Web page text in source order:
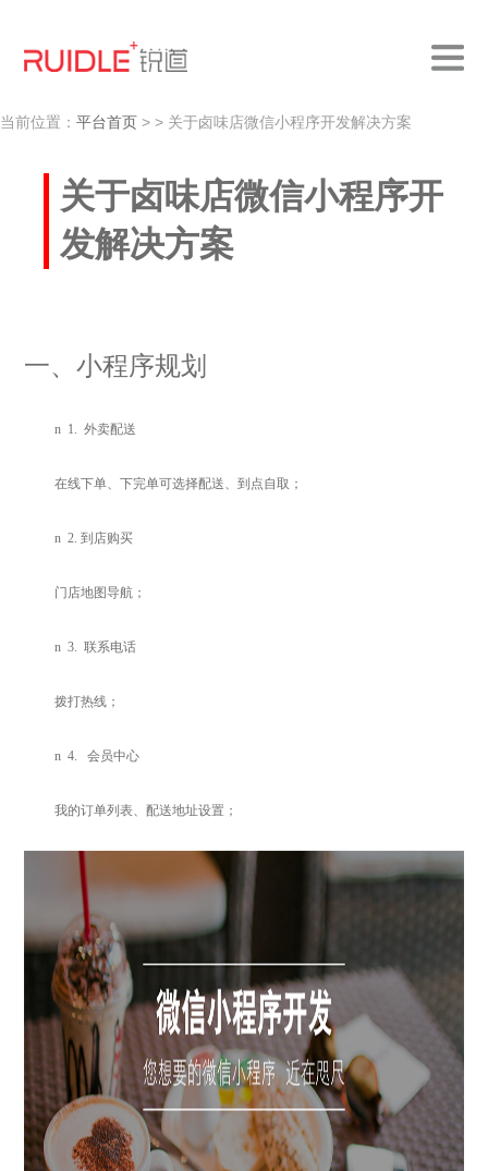
当前位置： 平台首页 > > 关于卤味店微信小程序开发解决方案
关于卤味店微信小程序开
发解决方案
一、小程序规划
n 1.外卖配送
在线下单、下完单可选择配送、到点自取；
n 2.到店购买
门店地图导航；
n 3.联系电话
拨打热线；
n 4.会员中心
我的订单列表、配送地址设置；